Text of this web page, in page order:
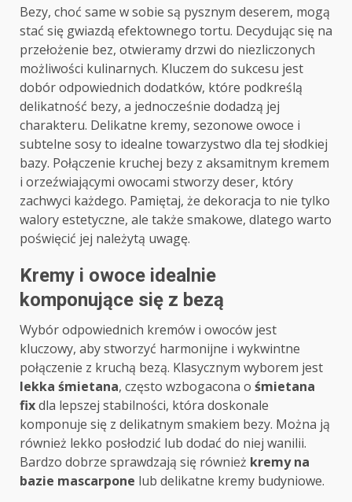
Bezy, choć same w sobie są pysznym deserem, mogą
stać się gwiazdą efektownego tortu. Decydując się na
przełożenie bez, otwieramy drzwi do niezliczonych
możliwości kulinarnych. Kluczem do sukcesu jest
dobór odpowiednich dodatków, które podkreślą
delikatność bezy, a jednocześnie dodadzą jej
charakteru. Delikatne kremy, sezonowe owoce i
subtelne sosy to idealne towarzystwo dla tej słodkiej
bazy. Połączenie kruchej bezy z aksamitnym kremem
i orzeźwiającymi owocami stworzy deser, który
zachwyci każdego. Pamiętaj, że dekoracja to nie tylko
walory estetyczne, ale także smakowe, dlatego warto
poświęcić jej należytą uwagę.
Kremy i owoce idealnie
komponujące się z bezą
Wybór odpowiednich kremów i owoców jest
kluczowy, aby stworzyć harmonijne i wykwintne
połączenie z kruchą bezą. Klasycznym wyborem jest
lekka śmietana, często wzbogacona o śmietana
fixdla lepszej stabilności, która doskonale
komponuje się z delikatnym smakiem bezy. Można ją
również lekko posłodzić lub dodać do niej wanilii.
Bardzo dobrze sprawdzają się również kremy na
bazie mascarpone lub delikatne kremy budyniowe.